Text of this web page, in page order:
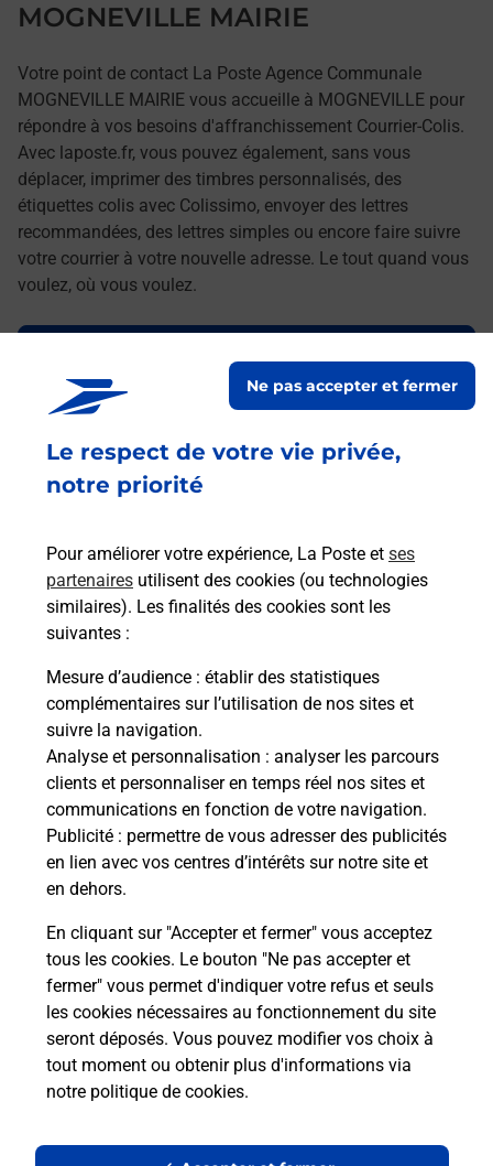
Le respect de votre vie privée,
notre priorité
Pour améliorer votre expérience, La Poste et ses
partenaires utilisent des cookies (ou technologies
similaires). Les finalités des cookies sont les
suivantes :
Mesure d’audience : établir des statistiques
complémentaires sur l’utilisation de nos sites et
suivre la navigation.
Analyse et personnalisation : analyser les parcours
clients et personnaliser en temps réel nos sites et
communications en fonction de votre navigation.
Publicité : permettre de vous adresser des publicités
en lien avec vos centres d’intérêts sur notre site et
en dehors.
En cliquant sur "Accepter et fermer" vous acceptez
tous les cookies. Le bouton "Ne pas accepter et
fermer" vous permet d'indiquer votre refus et seuls
les cookies nécessaires au fonctionnement du site
seront déposés. Vous pouvez modifier vos choix à
tout moment ou obtenir plus d'informations via
notre politique de cookies.
Ne pas accepter et fermer
MOGNEVILLE MAIRIE
Votre point de contact La Poste Agence Communale
MOGNEVILLE MAIRIE vous accueille à MOGNEVILLE pour
répondre à vos besoins d'affranchissement Courrier-Colis.
Avec laposte.fr, vous pouvez également, sans vous
déplacer, imprimer des timbres personnalisés, des
étiquettes colis avec Colissimo, envoyer des lettres
recommandées, des lettres simples ou encore faire suivre
votre courrier à votre nouvelle adresse. Le tout quand vous
voulez, où vous voulez.
La Poste
MOGNEVILLE
MOGNEVILLE MAIRIE